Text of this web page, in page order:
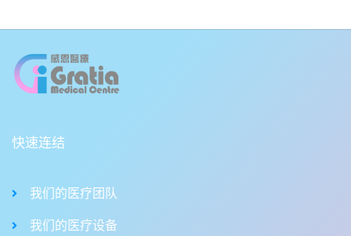
快速连结
我们的医疗团队
我们的医疗设备